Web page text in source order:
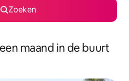
Zoeken
maand in de buurt